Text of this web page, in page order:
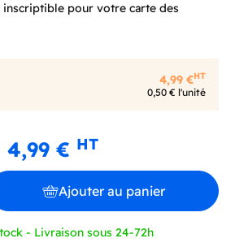
inscriptible pour votre carte des
4,99 €HT
0,50 € l'unité
4,99 € HT
Ajouter au panier
- Livraison sous 24-72h